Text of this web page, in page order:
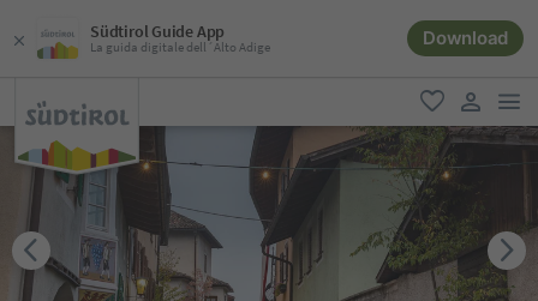
Südtirol Guide App
La guida digitale dell´Alto Adige Download
favoriti
user link